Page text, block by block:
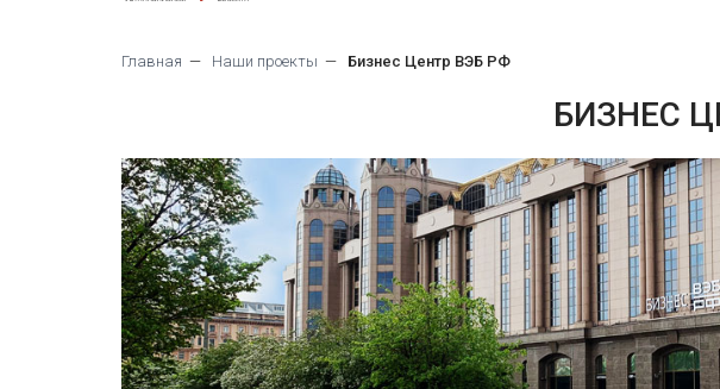
Главная Наши проекты Бизнес Центр ВЭБ РФ
БИЗНЕС